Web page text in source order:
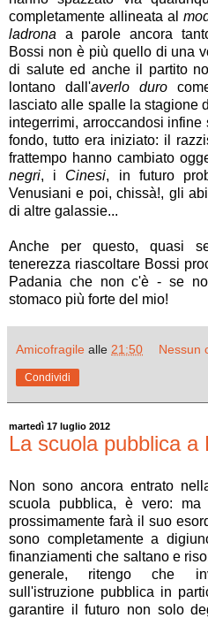
completamente allineata al
ladrona a parole ancora
Bossi non è più quello di una
di salute ed anche il partito
lontano dall'averlo duro
lasciato alle spalle la stagione
integerrimi, arroccandosi
fondo, tutto era iniziato: il
frattempo hanno cambiato
negri, i Cinesi, in futuro
Venusiani e poi, chissà!, gli
di altre galassie...
Anche per questo, quasi
tenerezza riascoltare Bossi
Padania che non c'è - se
stomaco più forte del mio!
Amicofragile alle 21:50 Nessun
Condividi
martedì 17 luglio 2012
La scuola pubblica a
Non sono ancora entrato
scuola pubblica, è vero:
prossimamente farà il suo
sono completamente a
finanziamenti che saltano e
generale, ritengo che
sull'istruzione pubblica in
garantire il futuro non solo